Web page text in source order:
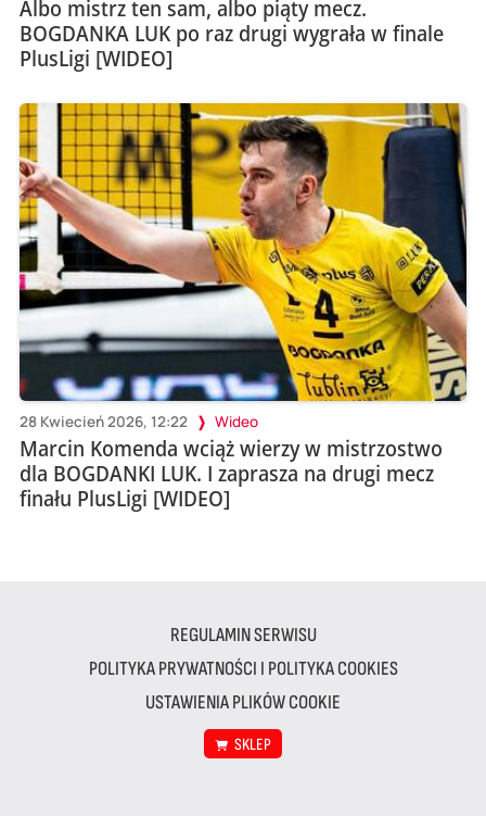
Albo mistrz ten sam, albo piąty mecz.
BOGDANKA LUK po raz drugi wygrała w finale
PlusLigi [WIDEO]
28 Kwiecień 2026, 12:22 Wideo
Marcin Komenda wciąż wierzy w mistrzostwo
dla BOGDANKI LUK. I zaprasza na drugi mecz
finału PlusLigi [WIDEO]
REGULAMIN SERWISU
POLITYKA PRYWATNOŚCI I POLITYKA COOKIES
USTAWIENIA PLIKÓW COOKIE
SKLEP